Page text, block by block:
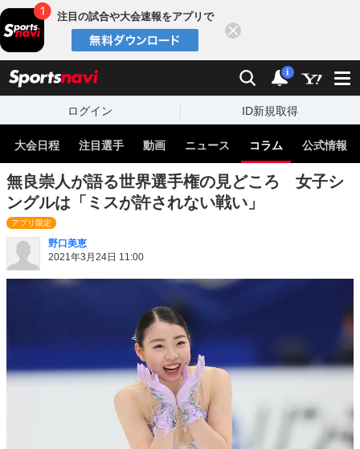
注目の試合や大会速報をアプリで
検索 通知
i
ログイン ID新規取得
大会日程 注目選手 動画 ニュース コラム 公式情報
無良崇人が語る世界選手権の見どころ 女子シ
ングルは「ミスが許されない戦い」
アプリ限定
野口美恵
2021年3月24日 11:00